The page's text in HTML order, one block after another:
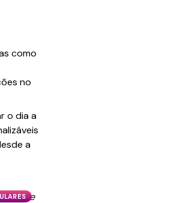
como
no
o dia a
a
pode